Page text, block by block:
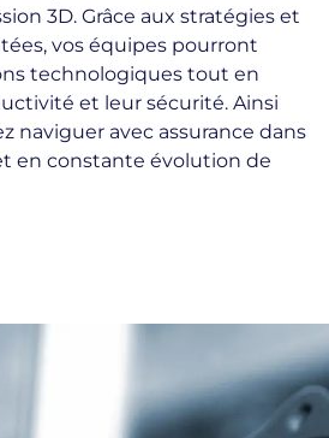
3D. Grâce aux stratégies et
vos équipes pourront
technologiques tout en
et leur sécurité. Ainsi
naviguer avec assurance dans
en constante évolution de